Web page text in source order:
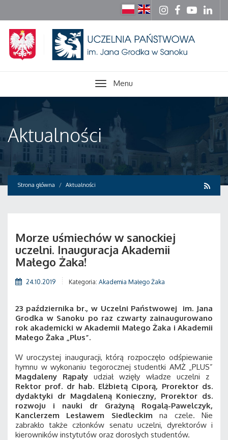
Menu
Aktualności
Strona główna Aktualności
Morze uśmiechów w sanockiej
uczelni. Inauguracja Akademii
Małego Żaka!
24.10.2019 Kategoria: Akademia Małego Żaka
23 października br., w Uczelni Państwowej im. Jana
Grodka w Sanoku po raz czwarty zainaugurowano
rok akademicki w Akademii Małego Żaka i Akademii
Małego Żaka „Plus”.
W uroczystej inauguracji, którą rozpoczęło odśpiewanie
hymnu w wykonaniu tegorocznej studentki AMŻ „PLUS”
Magdaleny Rąpały udział wzięły władze uczelni z
Rektor prof. dr hab. Elżbietą Ciporą, Prorektor ds.
dydaktyki dr Magdaleną Konieczny, Prorektor ds.
rozwoju i nauki dr Grażyną Rogalą-Pawelczyk,
Kanclerzem Lesławem Siedleckim na czele. Nie
zabrakło także członków senatu uczelni, dyrektorów i
kierowników instytutów oraz dorosłych studentów.